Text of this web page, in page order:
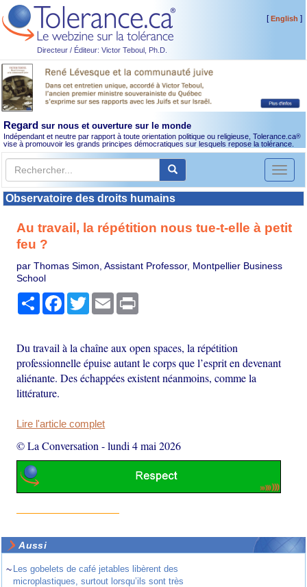
Directeur / Éditeur: Victor Teboul, Ph.D.
[English ]
Regard sur nous et ouverture sur le monde
Indépendant et neutre par rapport à toute orientation politique ou religieuse, Tolerance.ca®
vise à promouvoir les grands principes démocratiques sur lesquels repose la tolérance.
Toggle
Observatoire des droits humains
Au travail, la répétition nous tue-t-elle à petit
feu ?
par Thomas Simon, Assistant Professor, Montpellier Business
School
PartagerFacebook
TwitterEmail
Du travail à la chaîne aux open spaces, la répétition
professionnelle épuise autant le corps que l’esprit en devenant
aliénante. Des échappées existent néanmoins, comme la
littérature.
Lire l'article complet
© La Conversation -lundi 4 mai 2026
Aussi
~ Les gobelets de café jetables libèrent des
microplastiques, surtout lorsqu’ils sont très